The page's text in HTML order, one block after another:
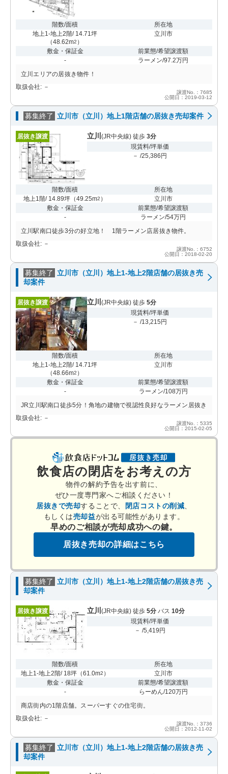
階数/面積
地上1-地上2階/ 14.71坪
（48.62m2 ）
所在地
立川市
敷金・保証金
-
前業態/希望譲渡額
ラーメン/97.2万円
立川エリアの居抜き物件！
取扱会社: －
譲渡No.：7685
公開日：2019-03-12
募集終了 立川市（立川）地上1階店舗の居抜き売却案件
居抜き譲渡 立川 (JR中央線) 徒歩 3分
現賃料/坪単価
－ /25,386円
階数/面積
地上1階/ 14.89坪 （49.25m2 ）
所在地
立川市
敷金・保証金
-
前業態/希望譲渡額
ラーメン/54万円
立川駅南口徒歩3分の好立地！ 1階ラーメン店居抜き物件。
取扱会社: －
譲渡No.：6752
公開日：2018-02-20
募集終了 立川市（立川）地上1-地上2階店舗の居抜き売
却案件
居抜き譲渡 立川 (JR中央線) 徒歩 5分
現賃料/坪単価
－ /13,215円
階数/面積
地上1-地上2階/ 14.71坪
（48.66m2 ）
所在地
立川市
敷金・保証金
-
前業態/希望譲渡額
ラーメン/108万円
JR立川駅南口徒歩5分！角地の建物で視認性良好なラーメン居抜き
取扱会社: －
譲渡No.：5335
公開日：2015-02-05
飲食店の閉店をお考えの方
物件の解約予告を出す前に、
ぜひ一度専門家へご相談ください！
居抜きで売却することで、 閉店コストの削減
もしくは売却益が出る可能性があります。
早めのご相談が売却成功への鍵。
居抜き売却の詳細はこちら
募集終了 立川市（立川）地上1-地上2階店舗の居抜き売
却案件
居抜き譲渡 立川 (JR中央線) 徒歩 5分 バス 10分
現賃料/坪単価
－ /5,419円
階数/面積
地上1-地上2階/ 18坪（61.0m2 ）
所在地
立川市
敷金・保証金
-
前業態/希望譲渡額
らーめん/120万円
商店街内の1階店舗。スーパーすぐの住宅街。
取扱会社: －
譲渡No.：3736
公開日：2012-11-02
募集終了 立川市（立川）地上1-地上2階店舗の居抜き売
却案件